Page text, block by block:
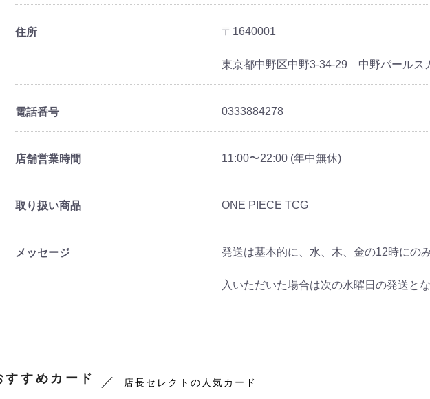
住所 〒1640001
東京都中野区中野3-34-29 中野パールス
電話番号 0333884278
店舗営業時間 11:00〜22:00 (年中無休)
取り扱い商品 ONE PIECE TCG
メッセージ 発送は基本的に、水、木、金の12時にの
入いただいた場合は次の水曜日の発送とな
すすめカード 店長セレクトの人気カード